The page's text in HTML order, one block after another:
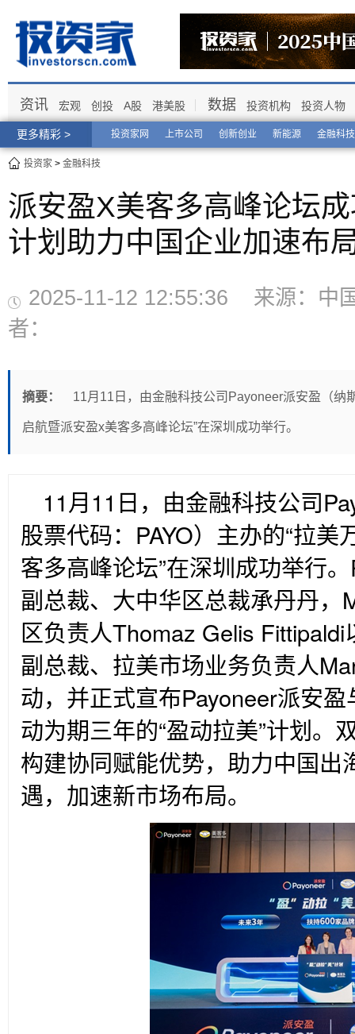
更多精彩 > 投资家网 上市公司 创新创业 新能源 金融科技
资讯 宏观 创投 A股 港美股 数据 投资机构 投资人物
投资家 > 金融科技
派安盈X美客多高峰论坛
计划助力中国企业加速布
2025-11-12 12:55:36 来源：中
者：
摘要： 11月11日，由金融科技公司Payoneer派安盈（纳
启航暨派安盈x美客多高峰论坛”在深圳成功举行。
11月11日，由金融科技公司
股票代码：PAYO）主办的“拉
客多高峰论坛”在深圳成功举行
副总裁、大中华区总裁承丹丹，
区负责人Thomaz Gelis
副总裁、拉美市场业务负责人
动，并正式宣布Payoneer派安
动为期三年的“盈动拉美”计划。
构建协同赋能优势，助力中国出
遇，加速新市场布局。